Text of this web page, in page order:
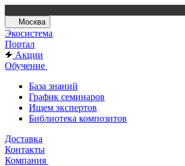
Москва
Экосистема
Портал
Акции
Обучение
База знаний
График семинаров
Ищем экспертов
Библиотека композитов
Доставка
Контакты
Компания